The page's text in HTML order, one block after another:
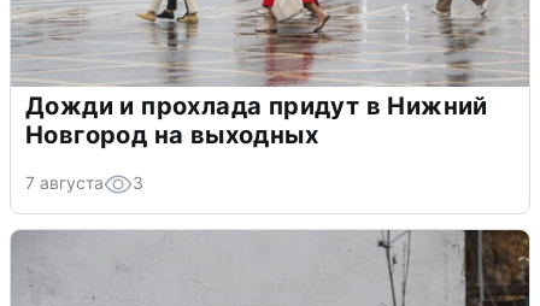
Дожди и прохлада придут в Нижний
Новгород на выходных
7 августа 3